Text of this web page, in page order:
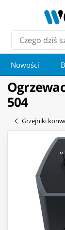
Nowości
504
Grzejniki